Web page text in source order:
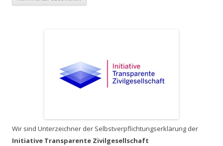
Wir sind Unterzeichner der Selbstverpflichtungserklärung der
Initiative Transparente Zivilgesellschaft